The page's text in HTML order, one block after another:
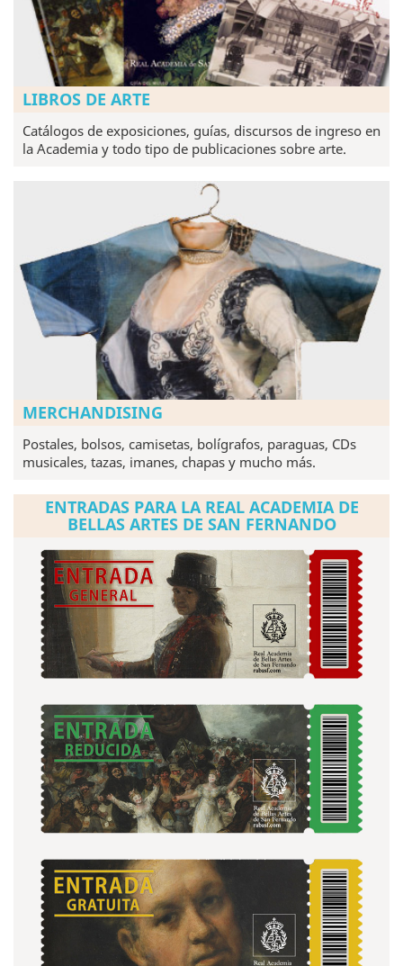
LIBROS DE ARTE
Catálogos de exposiciones, guías, discursos de ingreso en
la Academia y todo tipo de publicaciones sobre arte.
MERCHANDISING
Postales, bolsos, camisetas, bolígrafos, paraguas, CDs
musicales, tazas, imanes, chapas y mucho más.
ENTRADAS PARA LA REAL ACADEMIA DE
BELLAS ARTES DE SAN FERNANDO